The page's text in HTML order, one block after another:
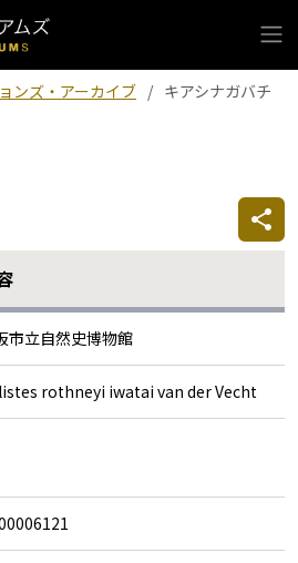
ンズ・アーカイブ キアシナガバチ
市立自然史博物館
rothneyi iwatai van der Vecht